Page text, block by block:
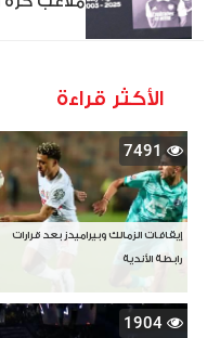
الأكثر قراءة
7491
إيقافات الزمالك وبيراميدز بعد قرارات
رابطة الأندية
1904